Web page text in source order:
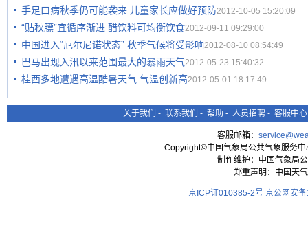
手足口病秋季仍可能袭来 儿童家长应做好预防2012-10-05 15:20:09
“贴秋膘”宜循序渐进 醋饮料可均衡饮食2012-09-11 09:29:00
中国进入“厄尔尼诺状态” 秋季气候将受影响2012-08-10 08:54:49
巴马出现入汛以来范围最大的暴雨天气2012-05-23 15:40:32
桂西多地遭遇高温酷暑天气 气温创新高2012-05-01 18:17:49
关于我们 - 联系我们 - 帮助 - 人员招聘 - 客服中心
客服邮箱：
Copyright©中国气象局公共气象服务
制作维护：中国气象局
郑重声明：中国天
京ICP证010385-2号 京公网安